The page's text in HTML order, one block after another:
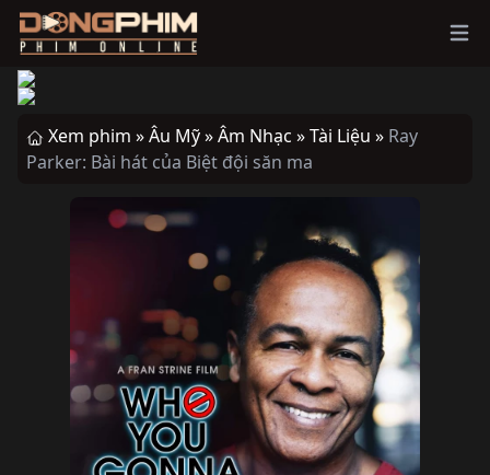
Xem phim »Âu Mỹ »Âm Nhạc »Tài Liệu » Ray
Parker: Bài hát của Biệt đội săn ma